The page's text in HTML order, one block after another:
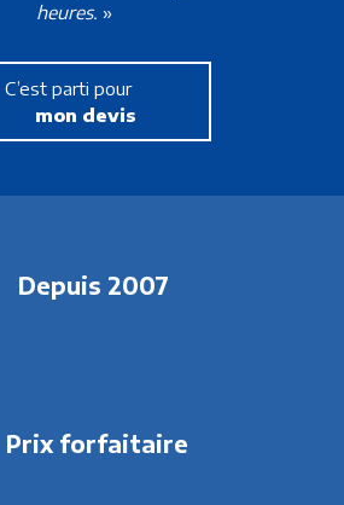
heures. »
C’est parti pour
mon devis
Depuis 2007
Prix forfaitaire